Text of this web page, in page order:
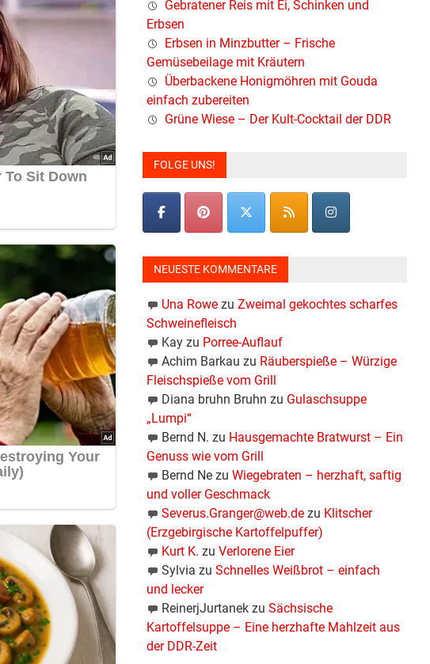
Gebratener Reis mit Ei, Schinken und
Erbsen
Erbsen in Minzbutter – Frische
Gemüsebeilage mit Kräutern
Überbackene Honigmöhren mit Gouda
einfach zubereiten
Grüne Wiese – Der Kult-Cocktail der DDR
FOLGE UNS!
NEUESTE KOMMENTARE
Una Rowezu Zweimal gekochtes scharfes
Schweinefleisch
Kayzu Porree-Auflauf
Achim Barkau zu Räuberspieße – Würzige
Fleischspieße vom Grill
Diana bruhn Bruhn zu Gulaschsuppe
„Lumpi“
Bernd N. zu Hausgemachte Bratwurst – Ein
Genuss wie vom Grill
Bernd Nezu Wiegebraten – herzhaft, saftig
und voller Geschmack
Severus.Granger@web.dezu Klitscher
(Erzgebirgische Kartoffelpuffer)
Kurt K. zu Verlorene Eier
Sylvia zu Schnelles Weißbrot – einfach
und lecker
ReinerjJurtanekzu Sächsische
Kartoffelsuppe – Eine herzhafte Mahlzeit aus
der DDR-Zeit